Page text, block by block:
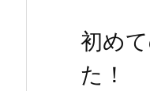
初め
た！